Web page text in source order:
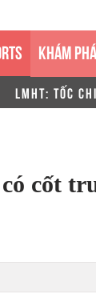
KHÁM PHÁ
LMHT: TỐC
cốt